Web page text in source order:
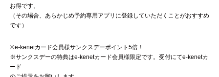
お得です。
（その場合、あらかじめ予約専用アプリに登録していただくことがおすすめ
です）
※e-kenetカード会員様サンクスデーポイント5倍！
※サンクスデーの特典はe-kenetカード会員様限定です。受付にてe-kenetカ
ード